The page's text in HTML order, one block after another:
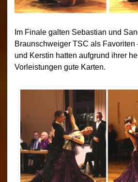
Im Finale galten Sebastian und
Braunschweiger TSC als Favoriten
und Kerstin hatten aufgrund ihrer
Vorleistungen gute Karten.